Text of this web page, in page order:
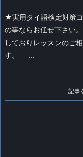
★実用タイ語検定対策
の事ならお任せ下さい。
しておりレッスンのご
す。
...
記事